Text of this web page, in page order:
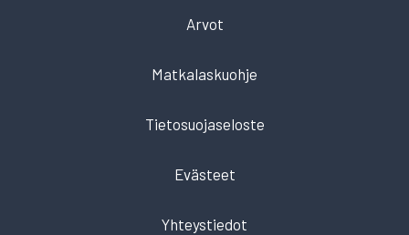
Arvot
Matkalaskuohje
Tietosuojaseloste
Evästeet
Yhteystiedot